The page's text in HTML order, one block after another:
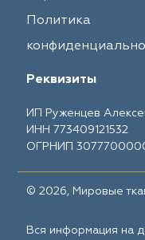
Политика
Реквизиты
ИП Руженцев
ИНН 773409121532
ОГРНИП
© 2026, Мировые
Вся информация на